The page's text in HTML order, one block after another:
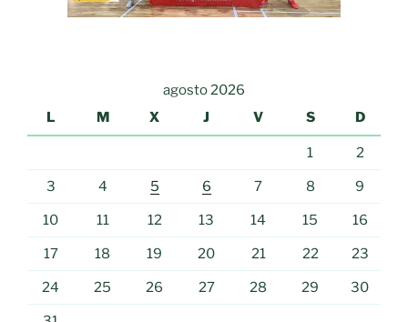
agosto 2026
L
M X J V S D
1 2
3 4 5 6 7 8 9
10 11 12 13 14 15 16
17 18 19 20 21 22 23
24 25 26 27 28 29 30